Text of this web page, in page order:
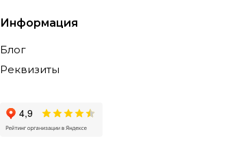
Информация
Блог
Реквизиты